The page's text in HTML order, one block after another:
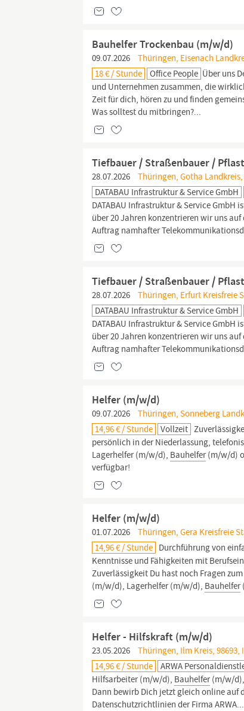
Bauhelfer Trockenbau (m/w/d)
09.07.2026
Thüringen, Eisenach
18 € / Stunde
Office People Über uns
und Unternehmen zusammen, die
Zeit für dich, hören zu und finden
Was solltest du mitbringen?...
Tiefbauer / Straßenbauer /
28.07.2026
Thüringen, Gotha
DATABAU Infrastruktur & Service GmbH
DATABAU Infrastruktur & Service
über 20 Jahren konzentrieren wir uns
Auftrag namhafter
Tiefbauer / Straßenbauer /
28.07.2026
Thüringen, Erfurt Kreisfreie
DATABAU Infrastruktur & Service GmbH
DATABAU Infrastruktur & Service
über 20 Jahren konzentrieren wir uns
Auftrag namhafter
Helfer (m/w/d)
09.07.2026
Thüringen, Sonneberg
14,96 € / Stunde
Vollzeit
persönlich in der Niederlassung,
Lagerhelfer (m/w/d), Bauhelfer(m/w/d)
verfügbar!
Helfer (m/w/d)
01.07.2026
Thüringen, Gera Kreisfreie
14,96 € / Stunde Durchführung von
Kenntnisse und Fähigkeiten mit
Zuverlässigkeit Du hast noch Fragen
(m/w/d), Lagerhelfer (m/w/d), Bauhelfer
Helfer - Hilfskraft (m/w/d)
23.05.2026
Thüringen, Ilm Kreis, 98693,
14,96 € / Stunde
ARWA
Hilfsarbeiter (m/w/d), Bauhelfer(m/w/d),
Dann bewirb Dich jetzt gleich online auf
Datenschutzrichtlinien der Firma ARWA...